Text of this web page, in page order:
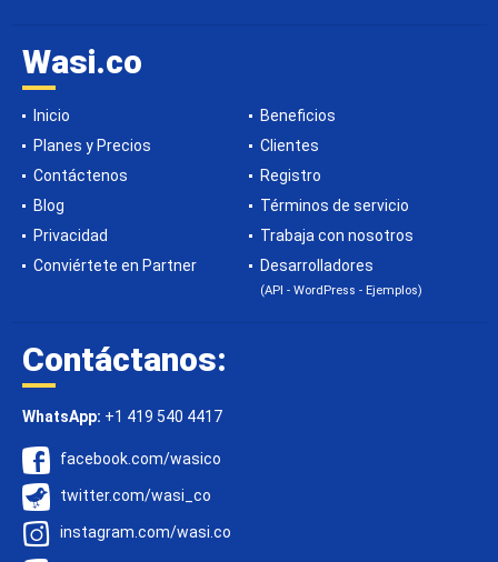
Wasi.co
Inicio
Beneficios
Planes y Precios
Clientes
Contáctenos
Registro
Blog
Términos de servicio
Privacidad
Trabaja con nosotros
Conviértete en Partner
Desarrolladores
(API - WordPress - Ejemplos)
Contáctanos:
WhatsApp: +1 419 540 4417
facebook.com/wasico
twitter.com/wasi_co
instagram.com/wasi.co